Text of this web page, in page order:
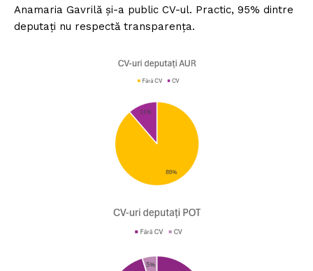
Anamaria Gavrilă și-a public CV-ul. Practic, 95% dintre
deputați nu respectă transparența.